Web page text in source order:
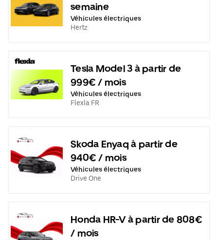
semaine
Véhicules électriques
Hertz
Tesla Model 3 à partir de
999€ / mois
Véhicules électriques
Flexla FR
Skoda Enyaq à partir de
940€ / mois
Véhicules électriques
Drive One
Honda HR-V à partir de 808€
/ mois